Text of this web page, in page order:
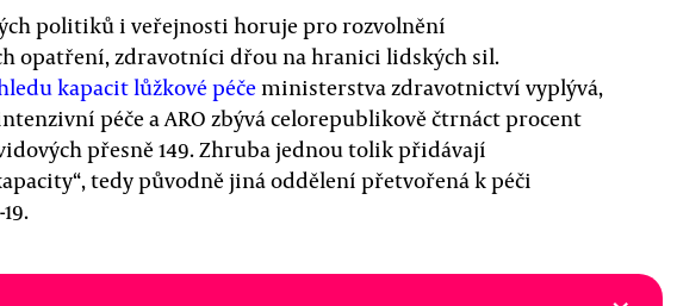
politiků i veřejnosti horuje pro rozvolnění
opatření, zdravotníci dřou na hranici lidských sil.
kapacit lůžkové péčeministerstva zdravotnictví vyplývá,
péče a ARO zbývá celorepublikově čtrnáct procent
přesně 149. Zhruba jednou tolik přidávají
tedy původně jiná oddělení přetvořená k péči